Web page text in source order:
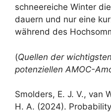
schneereiche Winter
dauern und nur eine
während des
(Quellen der
potenziellen AMOC-
Smolders, E. J. V., van
H. A. (2024).